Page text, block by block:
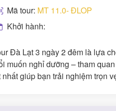
Mã tour: MT 11.0- ĐLOP
Khởi hành:
Đà Lạt 3 ngày 2 đêm là lựa
muốn nghỉ dưỡng – tham
nhất giúp bạn trải nghiệm trọn